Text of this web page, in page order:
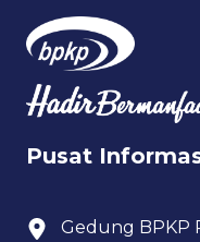
Pusat
Gedung BPKP